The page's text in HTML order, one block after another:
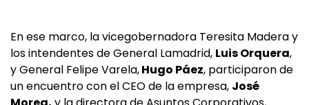
En ese marco, la vicegobernadora Teresita Madera y
los intendentes de General Lamadrid, Luis Orquera,
y General Felipe Varela,Hugo Páez, participaron de
un encuentro con el CEO de la empresa, José